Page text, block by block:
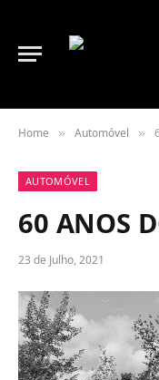
Home » Automóvel »
AUTOMÓVEL
60 ANOS
23 de Julho, 2021